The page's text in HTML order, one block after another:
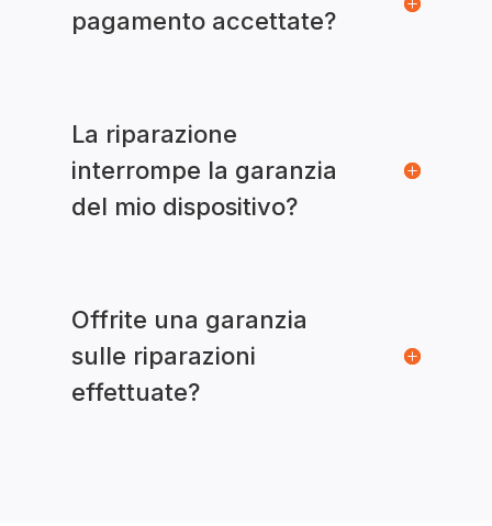
pagamento accettate?
La riparazione
interrompe la garanzia
del mio dispositivo?
Offrite una garanzia
sulle riparazioni
effettuate?